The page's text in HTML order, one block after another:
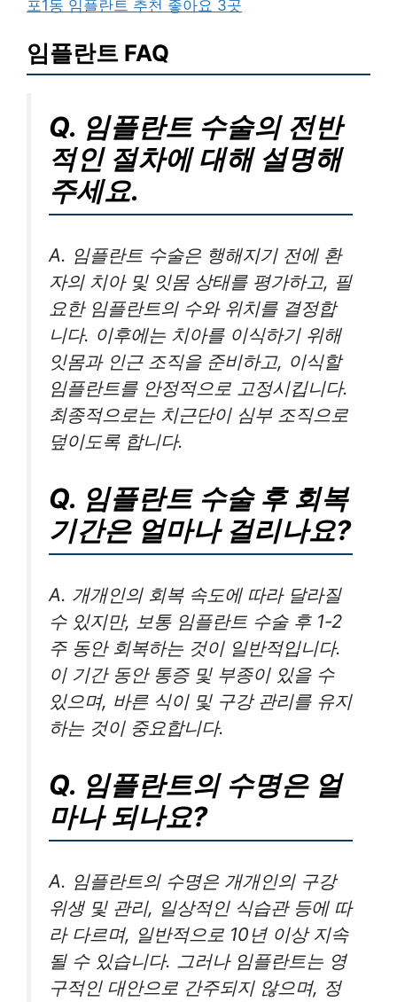
포1동 임플란트 추천 좋아요 3곳
임플란트 FAQ
Q. 임플란트 수술의 전반
적인 절차에 대해 설명해
주세요.
A. 임플란트 수술은 행해지기 전에 환
자의 치아 및 잇몸 상태를 평가하고, 필
요한 임플란트의 수와 위치를 결정합
니다. 이후에는 치아를 이식하기 위해
잇몸과 인근 조직을 준비하고, 이식할
임플란트를 안정적으로 고정시킵니다.
최종적으로는 치근단이 심부 조직으로
덮이도록 합니다.
Q. 임플란트 수술 후 회복
기간은 얼마나 걸리나요?
A. 개개인의 회복 속도에 따라 달라질
수 있지만, 보통 임플란트 수술 후 1-2
주 동안 회복하는 것이 일반적입니다.
이 기간 동안 통증 및 부종이 있을 수
있으며, 바른 식이 및 구강 관리를 유지
하는 것이 중요합니다.
Q. 임플란트의 수명은 얼
마나 되나요?
A. 임플란트의 수명은 개개인의 구강
위생 및 관리, 일상적인 식습관 등에 따
라 다르며, 일반적으로 10년 이상 지속
될 수 있습니다. 그러나 임플란트는 영
구적인 대안으로 간주되지 않으며, 정